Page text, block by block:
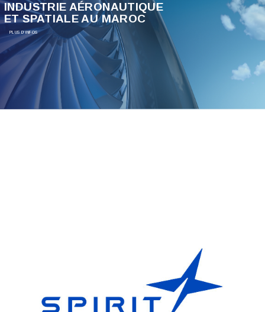
INDUSTRIE AÉRONAUTIQUE
ET SPATIALE AU MAROC
PLUS D'INFOS